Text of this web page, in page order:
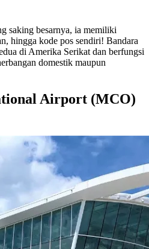
saking besarnya, ia memiliki
hingga kode pos sendiri! Bandara
di Amerika Serikat dan berfungsi
domestik maupun
Airport (MCO)